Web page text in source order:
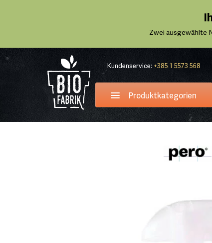
Zwei ausgewählte
Kundenservice: +385 1 5573 568
Produktkategorien